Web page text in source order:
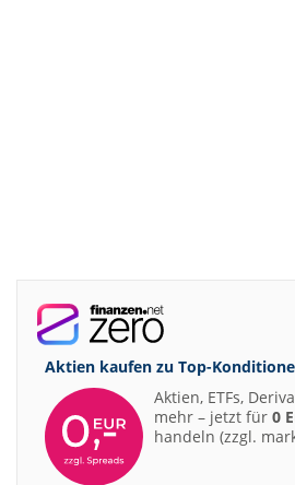
Aktien kaufen zu Top-
Aktien, ETFs,
mehr – jetzt für 0
handeln (zzgl.